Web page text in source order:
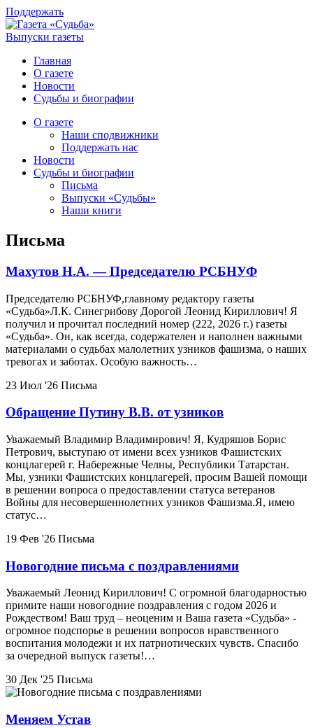
Поддержать
Выпуски газеты
Главная
О газете
Новости
Судьбы и биографии
О газете
Наши сподвижники
Поддержать нас
Новости
Судьбы и биографии
Письма
Выпуски «Судьбы»
Наши книги
Письма
Махутов Н.А. — Председателю РСБНУФ
Председателю РСБНУФ,главному редактору газеты
«Судьба»Л.К. Синегрибову Дорогой Леонид Кириллович! Я
получил и прочитал последний номер (222, 2026 г.) газеты
«Судьба». Он, как всегда, содержателен и наполнен важными
материалами о судьбах малолетних узников фашизма, о наших
тревогах и заботах. Особую важность…
23 Июл '26 Письма
Обращение Путину В.В. от узников
Уважаемый Владимир Владимирович! Я, Кудряшов Борис
Петрович, выступаю от имени всех узников Фашистских
концлагерей г. Набережные Челны, Республики Татарстан.
Мы, узники Фашистских концлагерей, просим Вашей помощи
в решении вопроса о предоставлении статуса ветеранов
Войны для несовершеннолетних узников Фашизма.Я, имею
статус…
19 Фев '26 Письма
Новогодние письма с поздравлениями
Уважаемый Леонид Кириллович! С огромной благодарностью
примите наши новогодние поздравления с годом 2026 и
Рождеством! Ваш труд – неоценим и Ваша газета «Судьба» -
огромное подспорье в решении вопросов нравственного
воспитания молодежи и их патриотических чувств. Спасибо
за очередной выпуск газеты!…
30 Дек '25 Письма
Меняем Устав